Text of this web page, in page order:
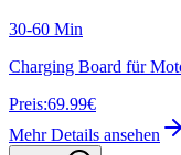
30-60 Min
Charging Board für
Preis:69.99€
Mehr Details ansehen